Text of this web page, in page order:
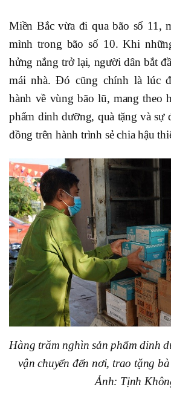
Miền Bắc vừa đi qua bão số 11,
mình trong bão số 10. Khi
hửng nắng trở lại, người dân bắt
mái nhà. Đó cũng chính là lúc
hành về vùng bão lũ, mang theo
phẩm dinh dưỡng, quà tặng và sự
đồng trên hành trình sẻ chia hậu
Hàng trăm nghìn sản phẩm dinh
vận chuyển đến nơi, trao tặng
Ảnh: Tịnh